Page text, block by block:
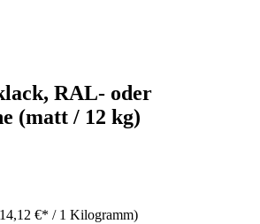
RAL- oder
(matt / 12 kg)
€* / 1 Kilogramm)